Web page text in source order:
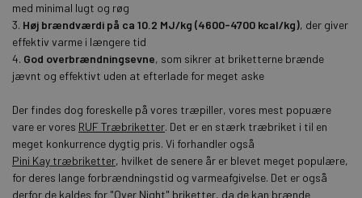
med minimal lugt og røg
3. Høj brændværdi på ca 10.2 MJ/kg (4600-4700 kcal/kg), der giver
effektiv varme i længere tid
4. God overbrændningsevne, som sikrer at briketterne brænde
jævnt og effektivt uden at efterlade for meget aske
Der findes dog foreskelle på vores træpiller, vores mest popuære
vare er vores RUF Træbriketter. Det er en stærk træbriket i til en
meget konkurrence dygtig pris. Vi forhandler også
Pini Kay træbriketter, hvilket de senere år er blevet meget populære,
for deres lange forbrændningstid og varmeafgivelse. Det er også
derfor de kaldes for "Over Night" briketter, da de kan brænde